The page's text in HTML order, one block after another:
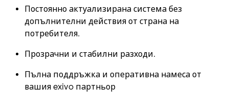
Постоянно актуализирана система без
допълнителни действия от страна на
потребителя.
Прозрачни и стабилни разходи.
Пълна поддръжка и оперативна намеса от
вашия exivo партньор